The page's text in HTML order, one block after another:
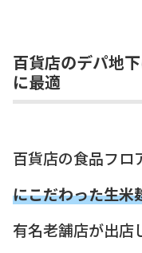
百貨店のデパ地
に最適
百貨店の食品フロ
にこだわった生米
有名老舗店が出店